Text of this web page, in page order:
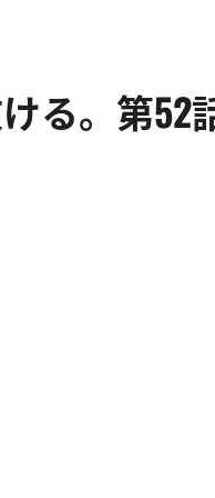
る。第52